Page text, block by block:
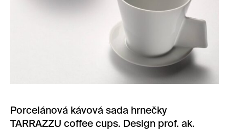
Porcelánová kávová sada hrnečky
TARRAZZU coffee cups. Design prof. ak.